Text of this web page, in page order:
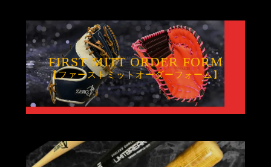
FIRST MITT ORDER FORM
【ファーストミットオーダーフォーム】